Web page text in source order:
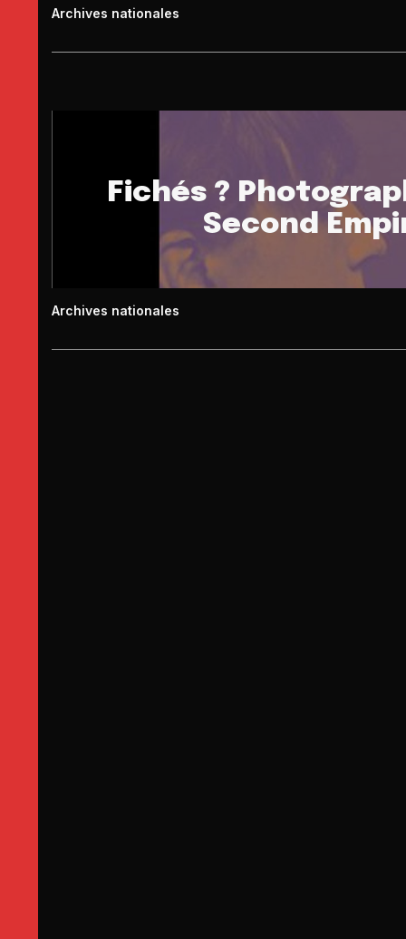
Archives nationales
Fichés ?
Second
Archives nationales